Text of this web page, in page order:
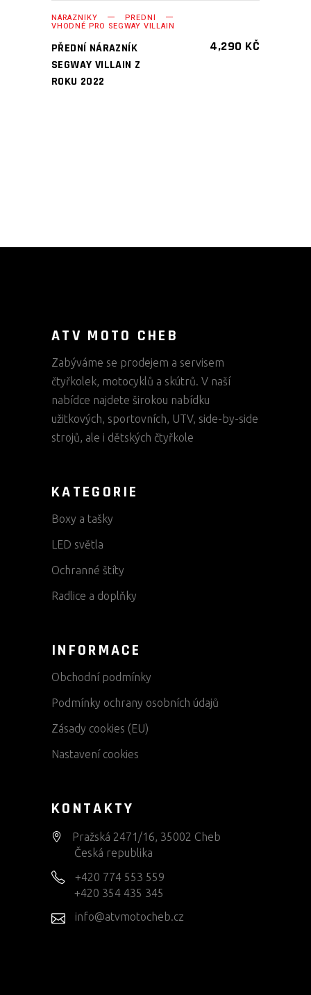
NÁRAZNÍKY PŘEDNÍ
VHODNÉ PRO SEGWAY VILLAIN
PŘEDNÍ NÁRAZNÍK
SEGWAY VILLAIN Z
ROKU 2022
4,290 KČ
ATV MOTO CHEB
Zabýváme se prodejem a servisem
čtyřkolek, motocyklů a skútrů. V naší
nabídce najdete širokou nabídku
užitkových, sportovních, UTV, side-by-side
strojů, ale i dětských čtyřkole
KATEGORIE
Boxy a tašky
LED světla
Ochranné štíty
Radlice a doplňky
INFORMACE
Obchodní podmínky
Podmínky ochrany osobních údajů
Zásady cookies (EU)
Nastavení cookies
KONTAKTY
Pražská 2471/16, 35002 Cheb
Česká republika
+420 774 553 559
+420 354 435 345
info@atvmotocheb.cz